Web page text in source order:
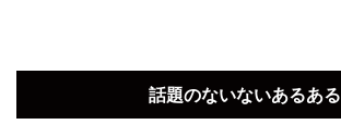
話題のないないあるある